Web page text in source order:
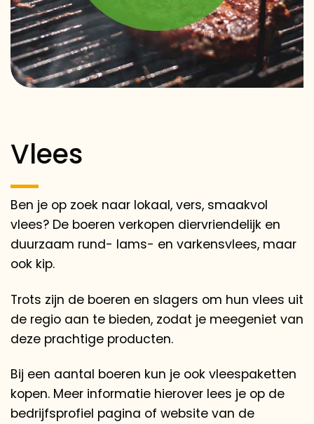
Vlees
Ben je op zoek naar lokaal, vers, smaakvol
vlees? De boeren verkopen diervriendelijk en
duurzaam rund- lams- en varkensvlees, maar
ook kip.
Trots zijn de boeren en slagers om hun vlees uit
de regio aan te bieden, zodat je meegeniet van
deze prachtige producten.
Bij een aantal boeren kun je ook vleespaketten
kopen. Meer informatie hierover lees je op de
bedrijfsprofiel pagina of website van de